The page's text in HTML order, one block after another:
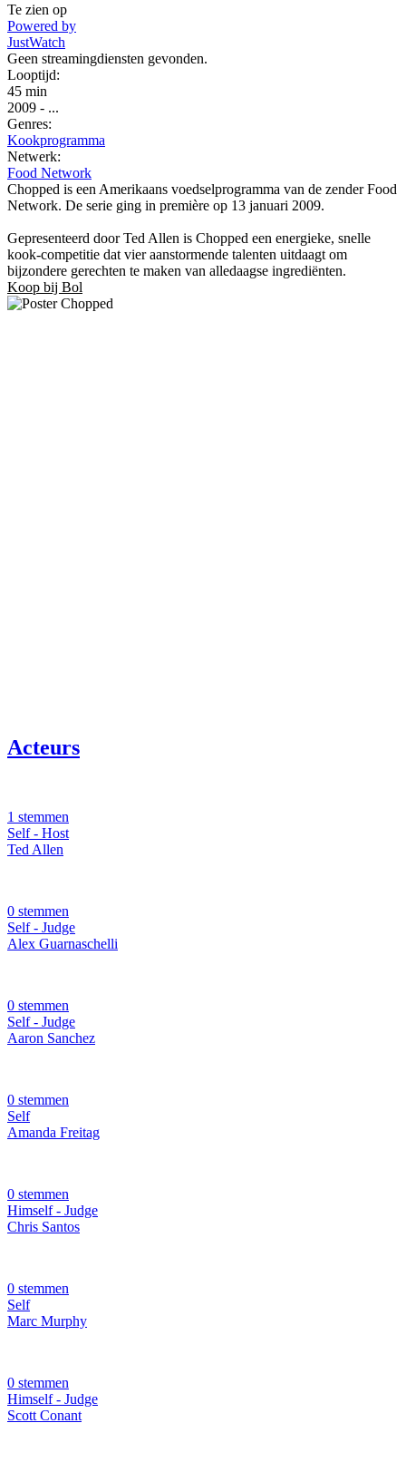
Te zien op
Powered by
JustWatch
Geen streamingdiensten gevonden.
Looptijd:
45 min
2009 - ...
Genres:
Kookprogramma
Netwerk:
Food Network
Chopped is een Amerikaans voedselprogramma van de zender Food
Network. De serie ging in première op 13 januari 2009.
Gepresenteerd door Ted Allen is Chopped een energieke, snelle
kook-competitie dat vier aanstormende talenten uitdaagt om
bijzondere gerechten te maken van alledaagse ingrediënten.
Koop bij Bol
Acteurs
1 stemmen
Self - Host
Ted Allen
0 stemmen
Self - Judge
Alex Guarnaschelli
0 stemmen
Self - Judge
Aaron Sanchez
0 stemmen
Self
Amanda Freitag
0 stemmen
Himself - Judge
Chris Santos
0 stemmen
Self
Marc Murphy
0 stemmen
Himself - Judge
Scott Conant